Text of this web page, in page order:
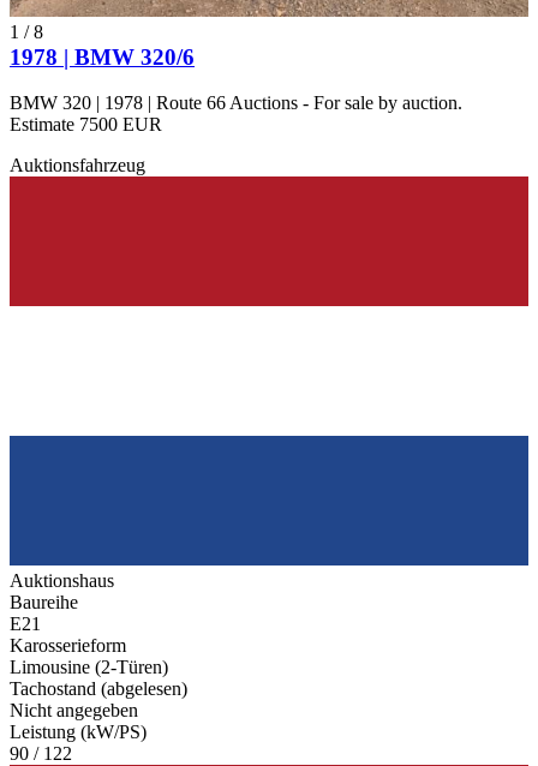
1 /8
1978 | BMW 320/6
BMW 320 | 1978 | Route 66 Auctions - For sale by auction.
Estimate 7500 EUR
Auktionsfahrzeug
Auktionshaus
Baureihe
E21
Karosserieform
Limousine (2-Türen)
Tachostand (abgelesen)
Nicht angegeben
Leistung (kW/PS)
90 / 122